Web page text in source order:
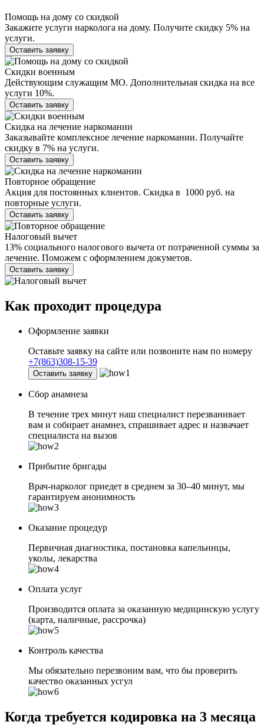
Помощь на дому со скидкой
Закажите услуги нарколога на дому. Получите скидку 5% на
услуги.
Оставить заявку
Скидки военным
Действующим служащим МО. Дополнительная скидка на все
услуги 10%.
Оставить заявку
Скидка на лечение наркомании
Заказывайте комплексное лечение наркомании. Получайте
скидку в 7% на услуги.
Оставить заявку
Повторное обращение
Акция для постоянных клиентов. Скидка в 1000 руб. на
повторные услуги.
Оставить заявку
Налоговый вычет
13% социального налогового вычета от потраченной суммы за
лечение. Поможем с оформлением докуметов.
Оставить заявку
Как проходит процедура
Оформление заявки
Оставьте заявку на сайте или позвоните нам по номеру
+7(863)308-15-39
Оставить заявку
Сбор анамнеза
В течение трех минут наш специалист перезванивает
вам и собирает анамнез, спрашивает адрес и назвачает
специалиста на вызов
Прибытие бригады
Врач-нарколог приедет в среднем за 30–40 минут, мы
гарантируем анонимность
Оказание процедур
Первичная диагностика, постановка капельницы,
уколы, лекарства
Оплата услуг
Производится оплата за оказанную медицинскую услугу
(карта, наличные, рассрочка)
Контроль качества
Мы обязательно перезвоним вам, что бы проверить
качество оказанных усгул
Когда требуется кодировка на 3 месяца